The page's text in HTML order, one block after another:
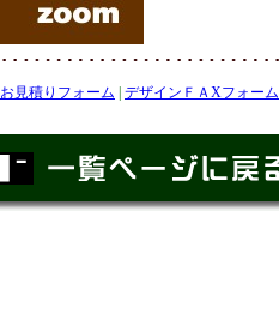
お見積りフォーム デザインＦＡXフォーム